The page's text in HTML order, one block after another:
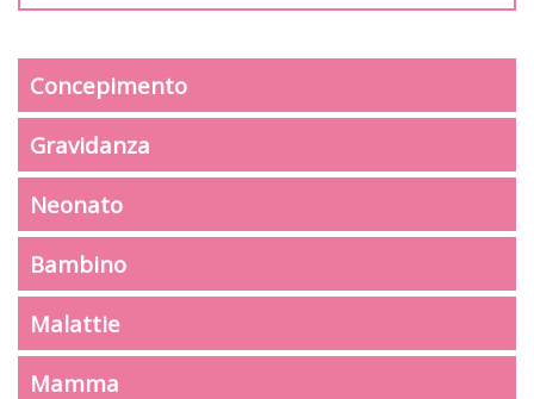
Concepimento
Gravidanza
Neonato
Bambino
Malattie
Mamma